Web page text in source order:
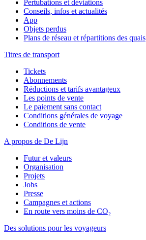
Pertubations et déviations
Conseils, infos et actualités
App
Objets perdus
Plans de réseau et répartitions des quais
Titres de transport
Tickets
Abonnements
Réductions et tarifs avantageux
Les points de vente
Le paiement sans contact
Conditions générales de voyage
Conditions de vente
A propos de De Lijn
Futur et valeurs
Organisation
Projets
Jobs
Presse
Campagnes et actions
En route vers moins de CO₂
Des solutions pour les voyageurs